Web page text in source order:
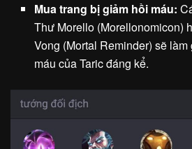
Mua trang bị giảm hồi máu:
Thư Morello (Morellonomicon)
Vong (Mortal Reminder) sẽ
máu của Taric đáng kể.